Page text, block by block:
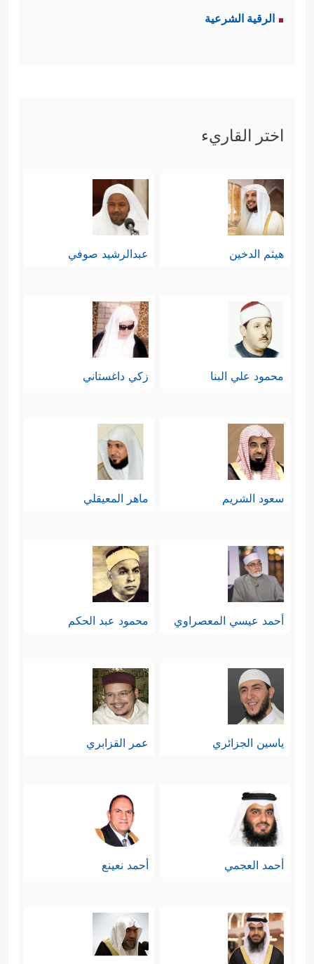
الرقية الشرعية
اختر القاريء
هيثم الدخين عبدالرشيد صوفي
محمود علي البنا زكي داغستاني
سعود الشريم ماهر المعيقلي
أحمد عيسي المعصراوي محمود عبد الحكم
ياسين الجزائري عمر القزابري
أحمد العجمي أحمد نعينع